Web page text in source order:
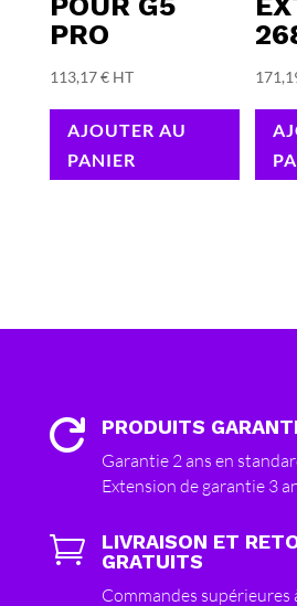
PRO
113,17€ HT
AJOUTER AU
PANIER
 PRODUITS
Garantie 2 ans en
Extension de garantie 3

LIVRAISON ET
GRATUITS
Commandes supérieures